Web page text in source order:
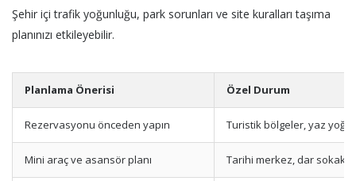
Şehir içi trafik yoğunluğu, park sorunları ve site kuralları taşıma
planınızı etkileyebilir.
Planlama Önerisi Özel Durum
Rezervasyonu önceden yapın Turistik bölgeler, yaz
Mini araç ve asansör planı Tarihi merkez, dar